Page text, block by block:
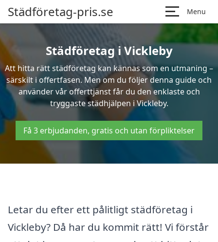
Städföretag-pris.se Menu
Städföretag i Vickleby
Att hitta rätt städföretag kan kännas som en utmaning –
särskilt i offertfasen. Men om du följer denna guide och
använder vår offerttjänst får du den enklaste och
tryggaste städhjälpen i Vickleby.
Få 3 erbjudanden, gratis och utan förpliktelser
Letar du efter ett pålitligt städföretag i
Vickleby? Då har du kommit rätt! Vi förstår